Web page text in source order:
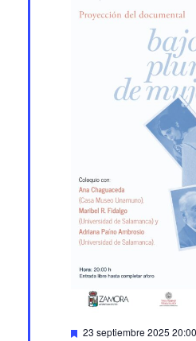
Featured
23 septiembre 2025 20:00